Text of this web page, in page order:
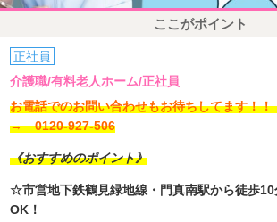
ここがポイント
正社員
介護職/有料老人ホーム/正社員
お電話でのお問い合わせもお待ちしてます！
→ 0120-927-506
《おすすめのポイント》
☆市営地下鉄鶴見緑地線・門真南駅から徒歩
OK！